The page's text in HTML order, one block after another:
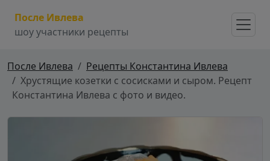
После Ивлева
шоу участники рецепты
После Ивлева
Рецепты Константина Ивлева
Хрустящие козетки с сосисками и сыром. Рецепт
Константина Ивлева с фото и видео.